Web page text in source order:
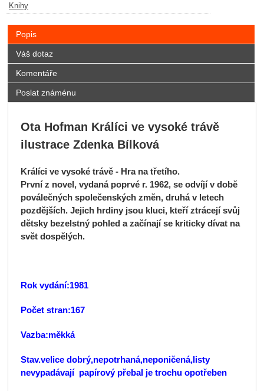
Knihy
Popis
Váš dotaz
Komentáře
Poslat známénu
Ota Hofman Králíci ve vysoké trávě
ilustrace Zdenka Bílková
Králíci ve vysoké trávě - Hra na třetího.
První z novel, vydaná poprvé r. 1962, se odvíjí v době
poválečných společenských změn, druhá v letech
pozdějších. Jejich hrdiny jsou kluci, kteří ztrácejí svůj
dětsky bezelstný pohled a začínají se kriticky dívat na
svět dospělých.
Rok vydání:1981
Počet stran:167
Vazba:měkká
Stav.velice dobrý,nepotrhaná,neponičená,listy
nevypadávají papírový přebal je trochu opotřeben